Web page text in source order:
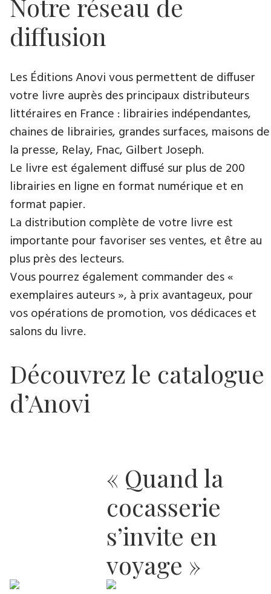
Notre réseau de
diffusion
Les Éditions Anovi vous permettent de diffuser
votre livre auprès des principaux distributeurs
littéraires en France : librairies indépendantes,
chaines de librairies, grandes surfaces, maisons de
la presse, Relay, Fnac, Gilbert Joseph.
Le livre est également diffusé sur plus de 200
librairies en ligne en format numérique et en
format papier.
La distribution complète de votre livre est
importante pour favoriser ses ventes, et être au
plus près des lecteurs.
Vous pourrez également commander des «
exemplaires auteurs », à prix avantageux, pour
vos opérations de promotion, vos dédicaces et
salons du livre.
Découvrez le catalogue
d’Anovi
« Quand la
cocasserie
s’invite en
voyage »